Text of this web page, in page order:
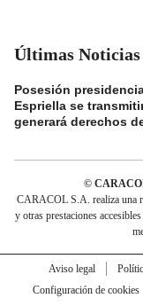
Últimas Noticias
Posesión
Espriella se
generará derechos
©
CARACOL S.A. realiza una
y otras prestaciones
Aviso legal
Configuración de cookies